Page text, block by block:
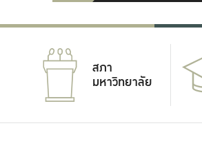
สภา
มหาวิทยาลัย